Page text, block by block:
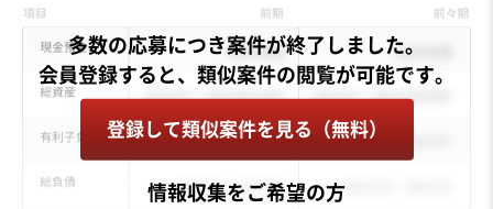
多数の応募につき案件が終了しました。
登録して類似案件を見る（無料）
情報収集をご希望の方